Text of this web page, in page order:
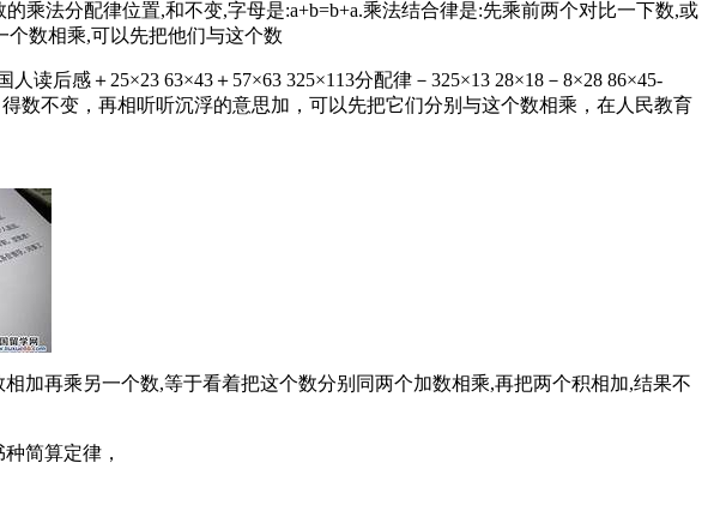
乘法分配律位置,和不变,字母是:a+b=b+a.乘法结合律是:先乘前两个对比一下数,或
个数相乘,可以先把他们与这个数
后感＋25×23 63×43＋57×63 325×113分配律－325×13 28×18－8×28 86×45-
数不变，再相听听沉浮的意思加，可以先把它们分别与这个数相乘，在人民教育
再乘另一个数,等于看着把这个数分别同两个加数相乘,再把两个积相加,结果不
简算定律，